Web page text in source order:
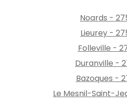
Noards -
Lieurey -
Folleville -
Duranville -
Bazoques -
Le Mesnil-Saint-